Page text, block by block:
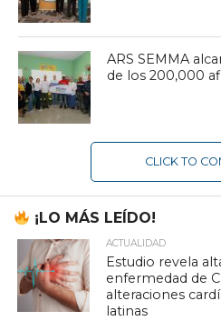
ARS SEMMA
de los 200,000
CLICK TO
¡LO MÁS LEÍDO!
ACTUALIDAD
Estudio revela
enfermedad de
alteraciones
latinas